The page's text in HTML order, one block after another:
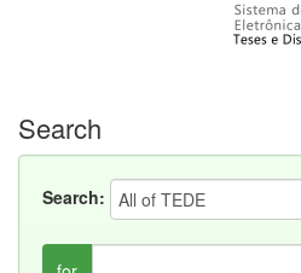
Search
Search: